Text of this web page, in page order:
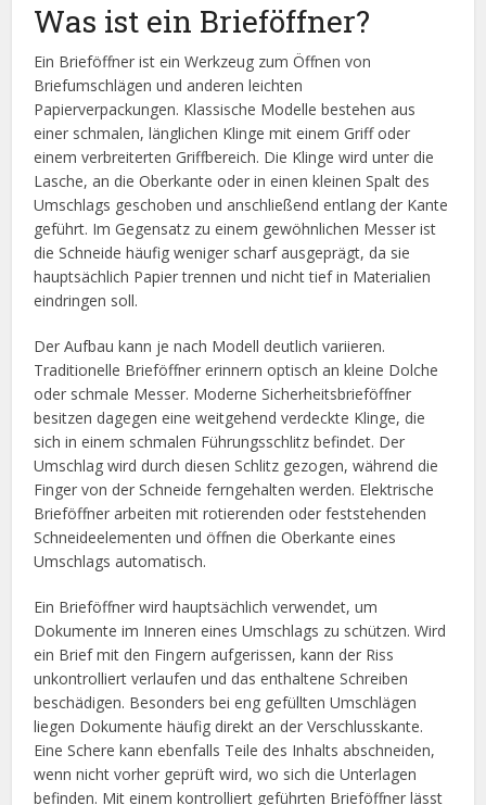
Was ist ein Brieföffner?
Ein Brieföffner ist ein Werkzeug zum Öffnen von
Briefumschlägen und anderen leichten
Papierverpackungen. Klassische Modelle bestehen aus
einer schmalen, länglichen Klinge mit einem Griff oder
einem verbreiterten Griffbereich. Die Klinge wird unter die
Lasche, an die Oberkante oder in einen kleinen Spalt des
Umschlags geschoben und anschließend entlang der Kante
geführt. Im Gegensatz zu einem gewöhnlichen Messer ist
die Schneide häufig weniger scharf ausgeprägt, da sie
hauptsächlich Papier trennen und nicht tief in Materialien
eindringen soll.
Der Aufbau kann je nach Modell deutlich variieren.
Traditionelle Brieföffner erinnern optisch an kleine Dolche
oder schmale Messer. Moderne Sicherheitsbrieföffner
besitzen dagegen eine weitgehend verdeckte Klinge, die
sich in einem schmalen Führungsschlitz befindet. Der
Umschlag wird durch diesen Schlitz gezogen, während die
Finger von der Schneide ferngehalten werden. Elektrische
Brieföffner arbeiten mit rotierenden oder feststehenden
Schneideelementen und öffnen die Oberkante eines
Umschlags automatisch.
Ein Brieföffner wird hauptsächlich verwendet, um
Dokumente im Inneren eines Umschlags zu schützen. Wird
ein Brief mit den Fingern aufgerissen, kann der Riss
unkontrolliert verlaufen und das enthaltene Schreiben
beschädigen. Besonders bei eng gefüllten Umschlägen
liegen Dokumente häufig direkt an der Verschlusskante.
Eine Schere kann ebenfalls Teile des Inhalts abschneiden,
wenn nicht vorher geprüft wird, wo sich die Unterlagen
befinden. Mit einem kontrolliert geführten Brieföffner lässt